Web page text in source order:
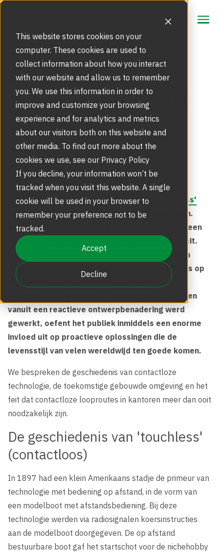
This website stores cookies on your
computer. These cookies are used to
collect information about how you interact
with our website and allow us to remember
you. We use this information in order to
improve and customize your browsing
experience and for analytics and metrics
about our visitors both on this website and
other media. To find out more about the
cookies we use, see our Privacy Policy
If you decline, your information won’t be
tracked when you visit this website. A single
cookie will be used in your browser to
remember your preference not to be
tracked.
Accept
Decline
CONTACT
CONTACT
Oplossingen
Toegangsproducten voor specifieke markten
Touchless Toegangsoplossingen
Beveiligingsoplossingen
BIM en BIM Objecten
Gezichtsherkenning bij toegangsproducten
Producten
Draaideuren | Tourniquetdeuren
Beveiligingsdraaideuren | Toegangssluizen
Beveiligingspoortjes | Toegangspoortjes
Service
Storing of Glasbreuk Melden
Verplicht onderhoud EN 16005 norm
Glasservice bij glasschade
Conditiemeting NEN 2767
Servicecontract automatische deuren
Registreer uw toegangsproduct
Inspiratie
Inspiratie | Referentieprojecten
Top 3 kennisdocumenten per categorie
Boon Edam Blog
Boon Edam nieuwsbrief
Kennisdocumenten
Boon Edam op Discovery Channel
FAQ
Werking en Bediening
Specificaties en functionaliteit
Storing en schade
Veiligheid, normering en wet- en regelgeving
Offertes en kosten
Facturen en administratie
Onderhoud en garantie
Over Ons
De Boon Edam Experience
Ontmoet de Entry Experts
Nieuws en Media
BoonSelect Methodiek
Vacatures | Werken bij Boon
Duurzaamheid en Circulariteit
De evolutie naar
touchless, van luxe tot
noodzaak.
SECURITY EN TOEGANGSBEVEILIGING
Sinds eind 19e eeuw is 'handsfree' en
'touchless'
technologie wereldwijd gemeengoed geworden.
Veel van deze ontwikkelingen maken inmiddels een
belangrijk onderdeel van ons dagelijkse leven uit.
Dankzij de ervaring die we decennialang hebben
opgedaan, kunnen we onszelf inmiddels pioniers op
het gebied van productontwikkeling en
gebouwontwerp noemen. Waar er in het verleden
vanuit een reactieve ontwerpbenadering werd
gewerkt, oefent het publiek inmiddels een enorme
invloed uit op proactieve oplossingen die de
levensstijl van velen wereldwijd ten goede komen.
We bespreken de geschiedenis van contactloze
technologie, de toekomstige gebouwde omgeving en het
feit dat contactloze looproutes in kantoren meer dan ooit
noodzakelijk zijn.
De geschiedenis van 'touchless'
(contactloos)
In 1897 had een klein Amerikaans stadje de primeur van
technologie met bediening op afstand, in de vorm van
een modelboot met afstandsbediening. Bij deze
technologie werden via radiosignalen koersinstructies
aan de modelboot doorgegeven. De op afstand
bestuurbare boot gaf het startschot voor de nichehobby